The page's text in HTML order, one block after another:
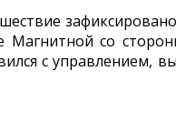
Магнитной со
с управлением,